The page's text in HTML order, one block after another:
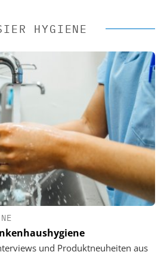
HYGIENE
und Produktneuheiten aus